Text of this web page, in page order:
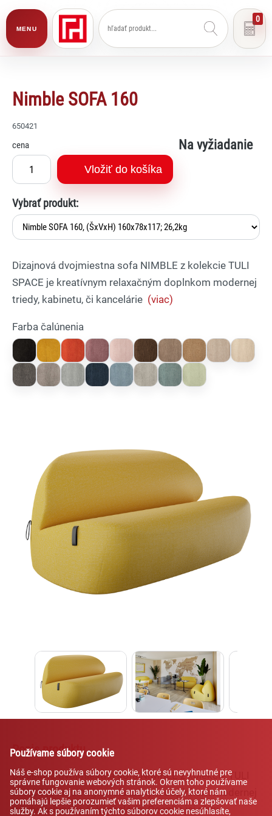
MENU
0
Nimble SOFA 160
650421
cena Na vyžiadanie
Vložiť do košíka
Vybrať produkt:
Dizajnová dvojmiestna sofa NIMBLE z kolekcie TULI
SPACE je kreatívnym relaxačným doplnkom modernej
triedy, kabinetu, či kancelárie (viac)
Farba čalúnenia
Popis produktu
Dizajnová dvojmiestna sofa NIMBLE z kolekcie TULI
SPACE je kreatívnym relaxačným doplnkom modernej
triedy, kabinetu, či kancelárie. Oceníte jej nízku
Používame súbory cookie
Náš e-shop používa súbory cookie, ktoré sú nevyhnutné pre
správne fungovanie webových stránok. Okrem toho používame
súbory cookie aj na anonymné analytické účely, ktoré nám
pomáhajú lepšie porozumieť vašim preferenciám a zlepšovať naše
služby. Ak s používaním týchto súborov cookie nesúhlasíte,
Lexi
Asistent pre školský nábytok a